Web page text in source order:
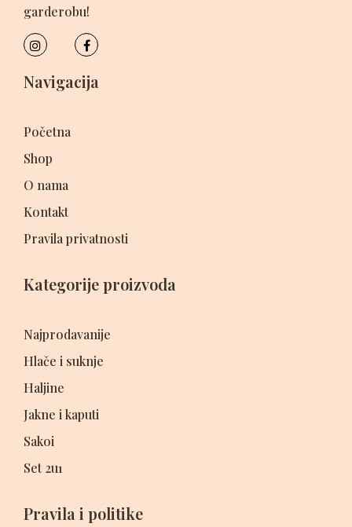
garderobu!
Navigacija
Početna
Shop
O nama
Kontakt
Pravila privatnosti
Kategorije proizvoda
Najprodavanije
Hlače i suknje
Haljine
Jakne i kaputi
Sakoi
Set 2u1
Pravila i politike